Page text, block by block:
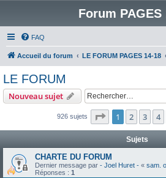
Forum PAGES
FAQ
Accueil du forum LE FORUM PAGES 14-18
LE FORUM
Nouveau sujet
926 sujets Page 1sur38
1 2 3 4
Sujets
CHARTE DU FORUM
Dernier message par - Joel Huret - « sam.
Réponses : 1